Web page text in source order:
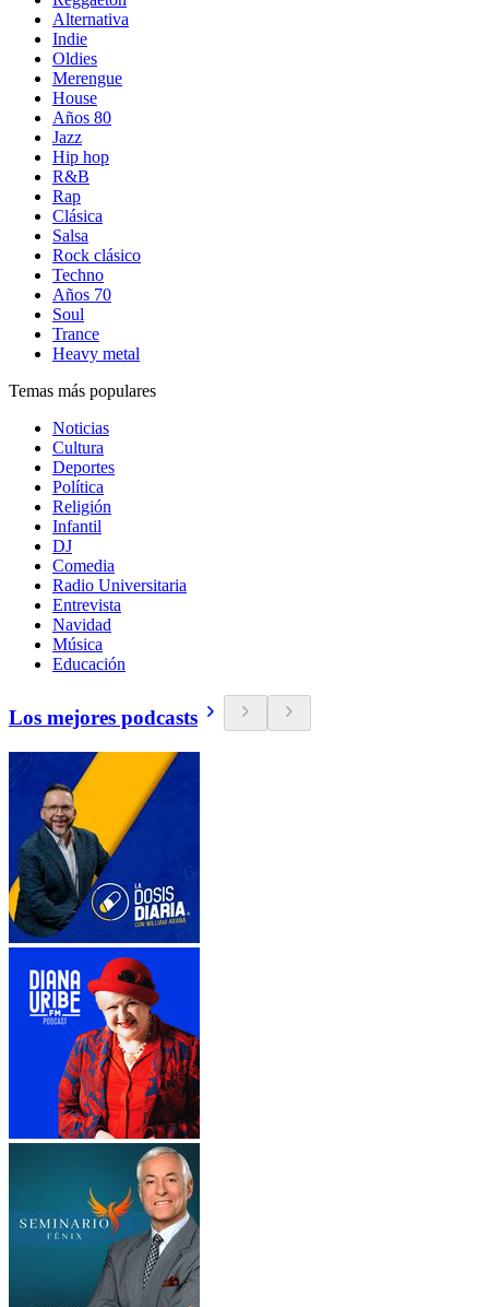
Alternativa
Indie
Oldies
Merengue
House
Años 80
Jazz
Hip hop
R&B
Rap
Clásica
Salsa
Rock clásico
Techno
Años 70
Soul
Trance
Heavy metal
Temas más populares
Noticias
Cultura
Deportes
Política
Religión
Infantil
DJ
Comedia
Radio Universitaria
Entrevista
Navidad
Música
Educación
Los mejores podcasts